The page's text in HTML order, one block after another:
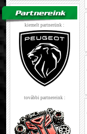
kiemelt partnerünk :
további partnereink :